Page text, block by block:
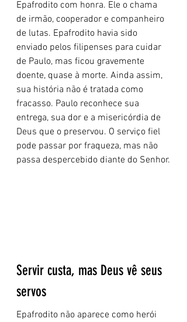
Epafrodito com honra. Ele o chama
de irmão, cooperador e companheiro
de lutas. Epafrodito havia sido
enviado pelos filipenses para cuidar
de Paulo, mas ficou gravemente
doente, quase à morte. Ainda assim,
sua história não é tratada como
fracasso. Paulo reconhece sua
entrega, sua dor e a misericórdia de
Deus que o preservou. O serviço fiel
pode passar por fraqueza, mas não
passa despercebido diante do Senhor.
Servir custa, mas Deus vê seus
servos
Epafrodito não aparece como herói